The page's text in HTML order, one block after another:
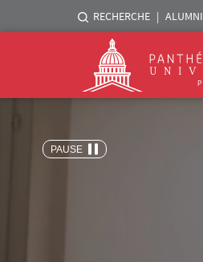
Menu liste sites Assas
RECHERCHE ALUMNI
Logo